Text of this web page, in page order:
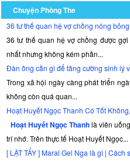
Chuyện Phòng The
36 tư thế quan hệ vợ chồng nóng
36 tư thế quan hệ vợ chồng được
nhất nhưng không kém phần...
Đàn ông cần gì để tăng cường sinh lý
Trong xã hội ngày càng phát triển
không còn quá quan...
Hoạt Huyết Ngọc Thanh Có Tốt
Hoạt Huyết Ngọc Thanhlà viên
trí nhớ. Trên thực tế Hoạt Huyết Ngọc...
[ LẬT TẨY ] Maral Gel Nga là gì |